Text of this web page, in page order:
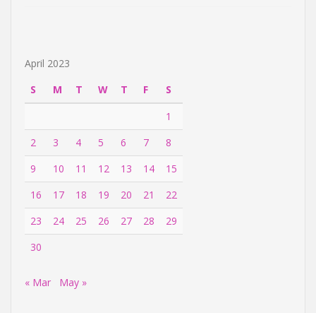
April 2023
S
M T W T F
S
1
2
3 4 5 6 7
8
9
10 11 12 13 14
15
16
17 18 19 20 21
22
23
24 25 26 27 28
29
30
« Mar May »